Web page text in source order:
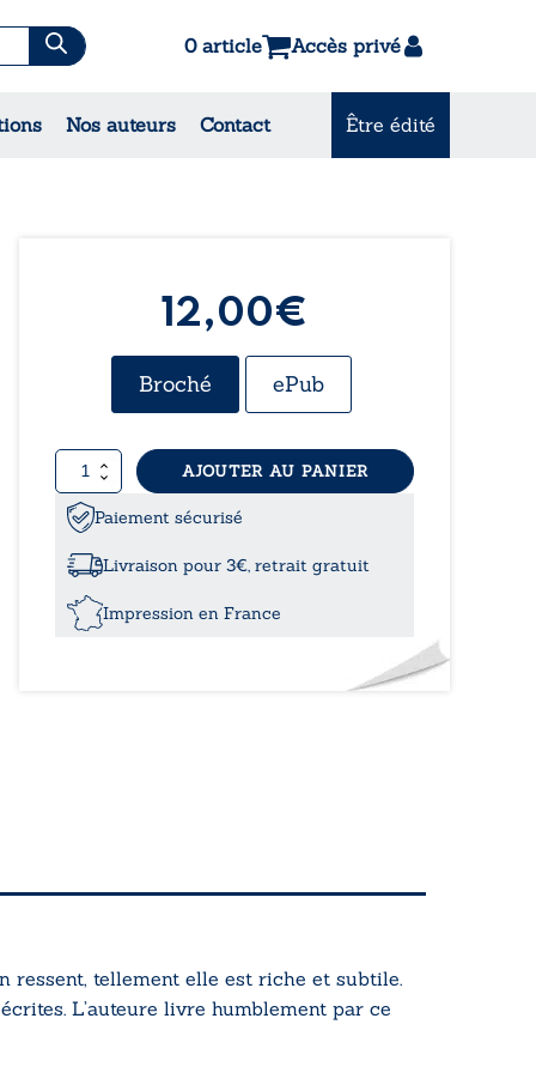
0 article Accès privé
Nos auteurs Contact Être édité
12,00€
Broché ePub
quantité
de
L’âme
bleue
AJOUTER AU PANIER
Paiement sécurisé
Livraison pour 3€, retrait gratuit
Impression en France
ressent, tellement elle est riche et subtile.
L’auteure livre humblement par ce